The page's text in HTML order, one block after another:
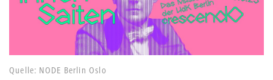
Quelle: NODE Berlin Oslo